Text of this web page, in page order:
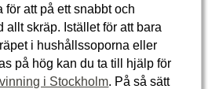
att på ett snabbt och
allt skräp. Istället för att bara
i hushållssoporna eller
på hög kan du ta till hjälp för
i Stockholm. På så sätt